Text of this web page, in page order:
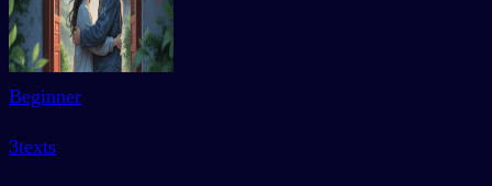
Beginner
3texts